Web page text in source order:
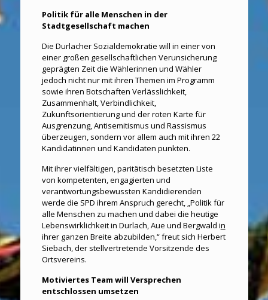
Politik für alle Menschen in der
Stadtgesellschaft machen
Die Durlacher Sozialdemokratie will in einer von
einer großen gesellschaftlichen Verunsicherung
geprägten Zeit die Wählerinnen und Wähler
jedoch nicht nur mit ihren Themen im Programm
sowie ihren Botschaften Verlässlichkeit,
Zusammenhalt, Verbindlichkeit,
Zukunftsorientierung und der roten Karte für
Ausgrenzung, Antisemitismus und Rassismus
überzeugen, sondern vor allem auch mit ihren 22
Kandidatinnen und Kandidaten punkten.
Mit ihrer vielfältigen, paritätisch besetzten Liste
von kompetenten, engagierten und
verantwortungsbewussten Kandidierenden
werde die SPD ihrem Anspruch gerecht, „Politik für
alle Menschen zu machen und dabei die heutige
Lebenswirklichkeit in Durlach, Aue und Bergwald in
ihrer ganzen Breite abzubilden,“ freut sich Herbert
Siebach, der stellvertretende Vorsitzende des
Ortsvereins.
Motiviertes Team will Versprechen
entschlossen umsetzen